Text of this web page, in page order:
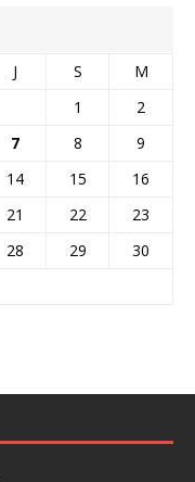
J S
M
1
2
7 8
9
14 15
16
21 22
23
28 29
30